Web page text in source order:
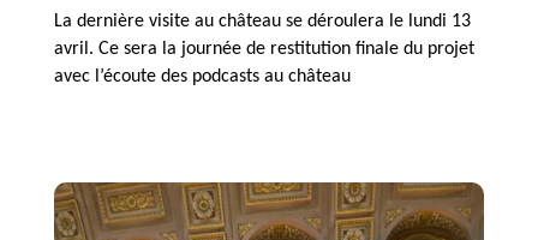
La dernière visite au château se déroulera le lundi 13
avril. Ce sera la journée de restitution finale du projet
avec l’écoute des podcasts au château